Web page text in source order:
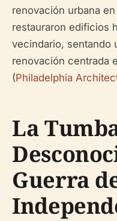
renovación urbana
restauraron edificios
vecindario, sentando
renovación centrada
(Philadelphia
La
Guerra